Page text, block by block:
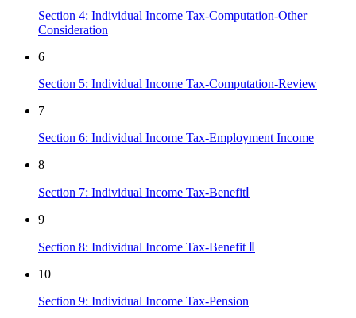
Section 4: Individual Income Tax-Computation-Other
Consideration
6
Section 5: Individual Income Tax-Computation-Review
7
Section 6: Individual Income Tax-Employment Income
8
Section 7: Individual Income Tax-BenefitⅠ
9
Section 8: Individual Income Tax-Benefit Ⅱ
10
Section 9: Individual Income Tax-Pension